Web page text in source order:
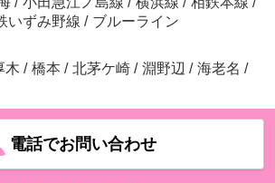
いずみ野線 / ブルーライン
木 / 橋本 / 北茅ケ崎 / 淵野辺 / 海老名 /
電話でお問い合わせ